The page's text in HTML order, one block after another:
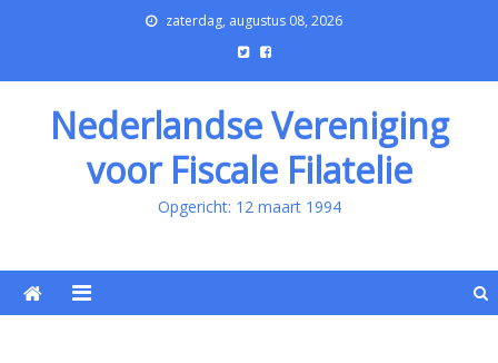
zaterdag, augustus 08, 2026
Nederlandse Vereniging
voor Fiscale Filatelie
Opgericht: 12 maart 1994